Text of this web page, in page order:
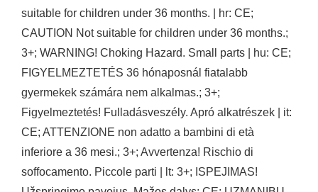
suitable for children under 36 months. | hr: CE;
CAUTION Not suitable for children under 36 months.;
3+; WARNING! Choking Hazard. Small parts | hu: CE;
FIGYELMEZTETÉS 36 hónaposnál fiatalabb
gyermekek számára nem alkalmas.; 3+;
Figyelmeztetés! Fulladásveszély. Apró alkatrészek | it:
CE; ATTENZIONE non adatto a bambini di età
inferiore a 36 mesi.; 3+; Avvertenza! Rischio di
soffocamento. Piccole parti | lt: 3+; ISPEJIMAS!